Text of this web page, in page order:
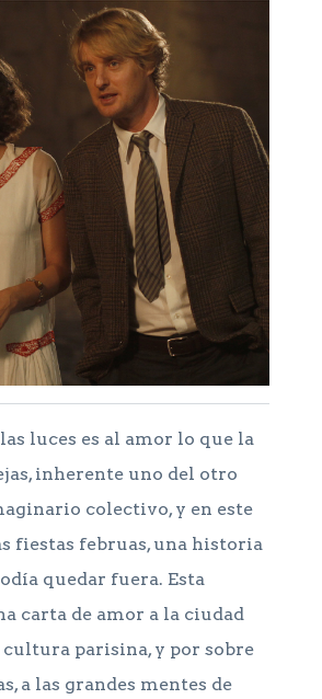
luces es al amor lo que la
inherente uno del otro
colectivo, y en este
fiestas februas, una historia
quedar fuera. Esta
carta de amor a la ciudad
cultura parisina, y por sobre
a las grandes mentes de